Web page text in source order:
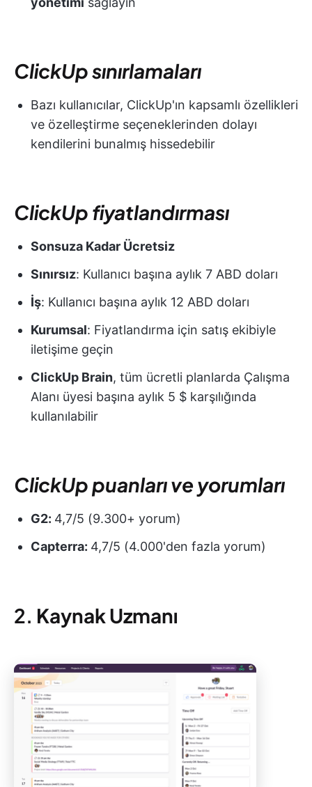
ClickUp sınırlamaları
Bazı kullanıcılar, ClickUp'ın kapsamlı özellikleri
ve özelleştirme seçeneklerinden dolayı
kendilerini bunalmış hissedebilir
ClickUp fiyatlandırması
Sonsuza Kadar Ücretsiz
Sınırsız: Kullanıcı başına aylık 7 ABD doları
İş: Kullanıcı başına aylık 12 ABD doları
Kurumsal: Fiyatlandırma için satış ekibiyle
iletişime geçin
ClickUp Brain, tüm ücretli planlarda Çalışma
Alanı üyesi başına aylık 5 $ karşılığında
kullanılabilir
ClickUp puanları ve yorumları
G2: 4,7/5 (9.300+ yorum)
Capterra: 4,7/5 (4.000'den fazla yorum)
2. Kaynak Uzmanı